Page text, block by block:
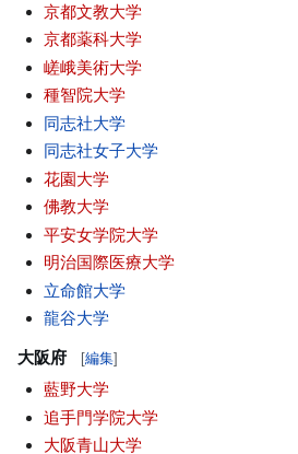
京都文教大学
京都薬科大学
嵯峨美術大学
種智院大学
同志社大学
同志社女子大学
花園大学
佛教大学
平安女学院大学
明治国際医療大学
立命館大学
龍谷大学
大阪府 [編集]
藍野大学
追手門学院大学
大阪青山大学